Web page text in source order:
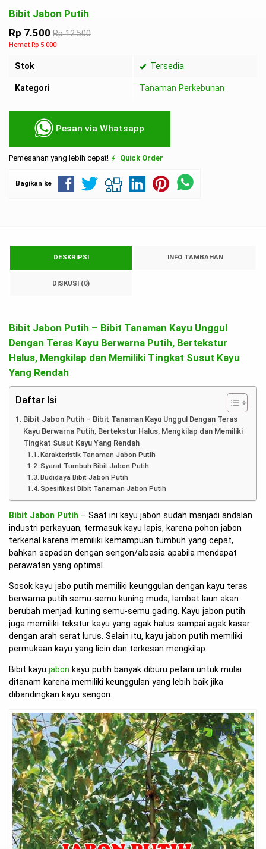
Bibit Jabon Putih
Rp 7.500 Rp 12.500
Hemat Rp 5.000
Stok Tersedia
Kategori Tanaman Perkebunan
Pesan via Whatsapp
Pemesanan yang lebih cepat! Quick Order
Bagikan ke
DESKRIPSI INFO TAMBAHAN
DISKUSI (0)
Bibit Jabon Putih – Bibit Tanaman Kayu Unggul
Dengan Teras Kayu Berwarna Putih, Bertekstur
Halus, Mengkilap dan Memiliki Tingkat Susut Kayu
Yang Rendah
Daftar Isi
Bibit Jabon Putih – Bibit Tanaman Kayu Unggul Dengan Teras
Kayu Berwarna Putih, Bertekstur Halus, Mengkilap dan Memiliki
Tingkat Susut Kayu Yang Rendah
Karakteristik Tanaman Jabon Putih
Syarat Tumbuh Bibit Jabon Putih
Budidaya Bibit Jabon Putih
Spesifikasi Bibit Tanaman Jabon Putih
Bibit Jabon Putih – Saat ini kayu jabon sudah manjadi andalan
industri perkayuan, termasuk kayu lapis, karena pohon jabon
terkenal karena memiliki kemampuan tumbuh yang cepat,
bahkan sepadan dengan sengon/albasia apabila mendapat
perawatan yang optimal.
Sosok kayu jabo putih memiliki keunggulan dengan kayu teras
berwarna putih semu-semu kuning muda, lambat laun akan
berubah menjadi kuning semu-semu gading. Kayu jabon putih
juga memiliki tekstur kayu yang agak halus sampai agak kasar
dengan arah serat lurus. Selain itu, kayu jabon putih memiliki
permukaan kayu yang licin dan terkesan mengkilap.
Bibit kayu jabon kayu putih banyak diburu petani untuk mulai
ditanam karena memiliki keunggulan yang lebih baik jika
dibandingkan kayu sengon.